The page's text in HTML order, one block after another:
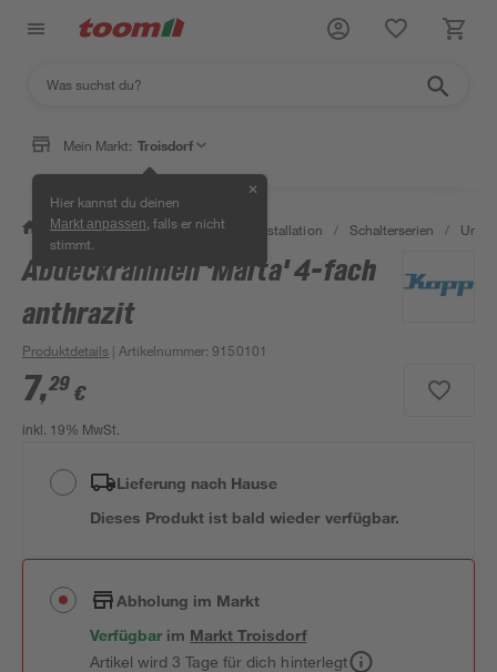
Mein Markt: Troisdorf
Hier kannst du deinen
Markt anpassen , falls er nicht
stimmt.
✕
/ Bauen & Renovieren / Elektroinstallation / Schalterserien /
Abdeckrahmen 'Malta' 4-fach
anthrazit
Produktdetails | Artikelnummer:9150101
7,29 €
inkl. 19% MwSt.
Lieferung nach Hause
Dieses Produkt ist bald wieder verfügbar.
Abholung im Markt
Verfügbar im MarktTroisdorf
Artikel wird 3 Tage für dich hinterlegt